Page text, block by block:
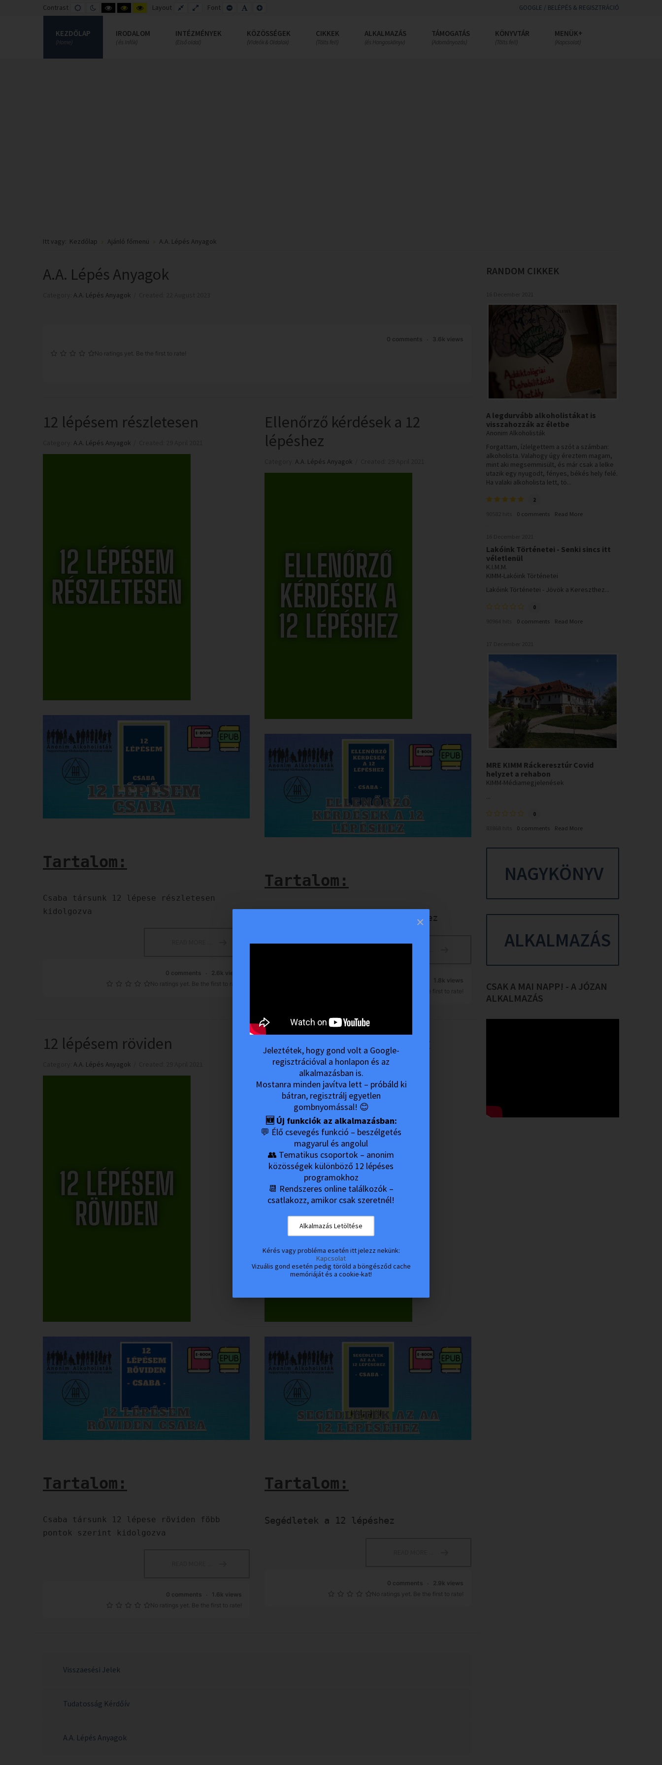
Contrast DEFAULT
MODE
NIGHT
MODE
HIGH
CONTRAST
MODE
HIGH
CONTRAST
MODE
HIGH
CONTRAST
MODE
Layout FIXEDWIDEFont SET SET SET GOOGLE / BELÉPÉS & REGISZTRÁCIÓ
KEZDŐLAP
(Home)
IRODALOM
( és Infók)
INTÉZMÉNYEK
(Első oldal)
KÖZÖSSÉGEK
(Videók & Oldalak)
CIKKEK
(Tölts fel!)
ALKALMAZÁS
(és Hangoskönyv)
TÁMOGATÁS
(Adományozás)
KÖNYVTÁR
(Tölts fel!)
MENÜK+
(Kapcsolat)
Itt vagy: Kezdőlap Ajánló főmenü A.A. Lépés Anyagok
A.A. Lépés Anyagok
A.A. Lépés Anyagok
0 comments
3.6k views
No ratings yet. Be the first to rate!
12 lépésem részletesen
A.A. Lépés Anyagok
Tartalom:
Csaba társunk 12 lépese részletesen
kidolgozva
0 comments
2.6k views
No ratings yet. Be the first to rate!
Ellenőrző kérdések a 12
lépéshez
A.A. Lépés Anyagok
Tartalom:
Ellenőrző kérdések a 12 lépéshez
1.8k views
No ratings yet. Be the first to rate!
12 lépésem röviden
A.A. Lépés Anyagok
Tartalom:
Csaba társunk 12 lépese röviden föbb
pontok szerint kidolgozva
0 comments
1.6k views
No ratings yet. Be the first to rate!
Segédletek a 12 lépéshez
Category:A.A. Lépés Anyagok Created: 29 April 2021
Tartalom:
Segédletek a 12 lépéshez
0 comments
2.9k views
No ratings yet. Be the first to rate!
Visszaesési Jelek
Tudatosság Kérdőív
A.A. Lépés Anyagok
RANDOM CIKKEK
A legdurvább alkoholistákat is
visszahozzák az életbe
Anonim Alkoholisták
Forgattam, ízlelgettem a szót a számban:
alkoholista. Valahogy úgy éreztem magam,
mint aki megsemmisült, és már csak a lelke
utazik egy nyugodt, fényes, békés hely felé.
Ha valaki alkoholista lett, tö...
2
0 comments Read More
Lakóink Történetei - Senki sincs itt
véletlenül
K.I.M.M.
KIMM-Lakóink Történetei
Lakóink Történetei - Jövök a Kereszthez...
0
0 comments Read More
MRE KIMM Ráckeresztúr Covid
helyzet a rehabon
KIMM-Médiamegjelenések
...
0
0 comments Read More
NAGYKÖNYV
ALKALMAZÁS
CSAKA MAI NAPP! - A JÓZAN
ALKALMAZÁS
×
Jeleztétek, hogy gond volt a Google-
regisztrációval a honlapon és az
alkalmazásban is.
Mostanra minden javítva lett – próbáld ki
bátran, regisztrálj egyetlen
gombnyomással! 😊
🆕 Új funkciók az alkalmazásban:
💬 Élő csevegés funkció – beszélgetés
magyarul és angolul
👥 Tematikus csoportok – anonim
közösségek különböző 12 lépéses
programokhoz
📆 Rendszeres online találkozók –
csatlakozz, amikor csak szeretnél!
Alkalmazás Letöltése
Kérés vagy probléma esetén itt jelezz nekünk:
Kapcsolat
Vizuális gond esetén pedig töröld a böngésződ cache
memóriáját és a cookie-kat!